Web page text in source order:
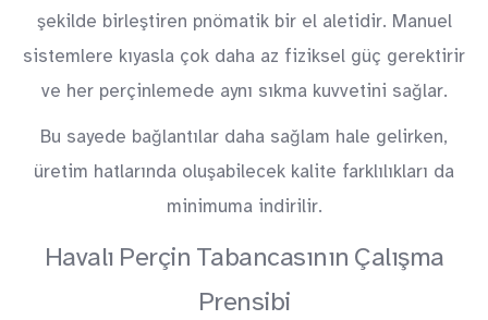
şekilde birleştiren pnömatik bir el aletidir. Manuel
sistemlere kıyasla çok daha az fiziksel güç gerektirir
ve her perçinlemede aynı sıkma kuvvetini sağlar.
Bu sayede bağlantılar daha sağlam hale gelirken,
üretim hatlarında oluşabilecek kalite farklılıkları da
minimuma indirilir.
Havalı Perçin Tabancasının Çalışma
Prensibi